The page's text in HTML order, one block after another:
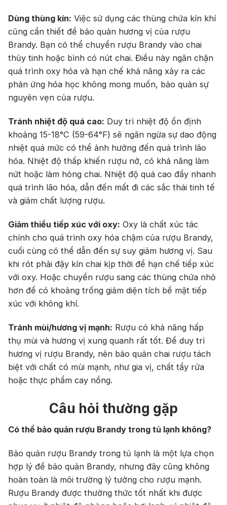
Rượu Vang Vang Pháp
Rượu Vang Ý
Rượu Vang Đỏ
Rượu Vang Trắng Whisky
Blended Scotch Whisky
Dùng thùng kín: Việc sử dụng các thùng chứa kín khí
cũng cần thiết để bảo quản hương vị của rượu
Brandy. Bạn có thể chuyển rượu Brandy vào chai
thủy tinh hoặc bình có nút chai. Điều này ngăn chặn
quá trình oxy hóa và hạn chế khả năng xảy ra các
phản ứng hóa học không mong muốn, bảo quản sự
nguyên vẹn của rượu.
Tránh nhiệt độ quá cao: Duy trì nhiệt độ ổn định
khoảng 15-18°C (59-64°F) sẽ ngăn ngừa sự dao động
nhiệt quá mức có thể ảnh hưởng đến quá trình lão
hóa. Nhiệt độ thấp khiến rượu nở, có khả năng làm
nứt hoặc làm hỏng chai. Nhiệt độ quá cao đẩy nhanh
quá trình lão hóa, dẫn đến mất đi các sắc thái tinh tế
và giảm chất lượng rượu.
Giảm thiểu tiếp xúc với oxy: Oxy là chất xúc tác
chính cho quá trình oxy hóa chậm của rượu Brandy,
cuối cùng có thể dẫn đến sự suy giảm hương vị. Sau
khi rót phải đậy kín chai kịp thời để hạn chế tiếp xúc
với oxy. Hoặc chuyển rượu sang các thùng chứa nhỏ
hơn để có khoảng trống giảm diện tích bề mặt tiếp
xúc với không khí.
Tránh mùi/hương vị mạnh: Rượu có khả năng hấp
thụ mùi và hương vị xung quanh rất tốt. Để duy trì
hương vị rượu Brandy, nên bảo quản chai rượu tách
biệt với chất có mùi mạnh, như gia vị, chất tẩy rửa
hoặc thực phẩm cay nồng.
Câu hỏi thường gặp
Có thể bảo quản rượu Brandy trong tủ lạnh không?
Bảo quản rượu Brandy trong tủ lạnh là một lựa chọn
hợp lý để bảo quản Brandy, nhưng đây cũng không
hoàn toàn là môi trường lý tưởng cho rượu mạnh.
Rượu Brandy được thưởng thức tốt nhất khi được